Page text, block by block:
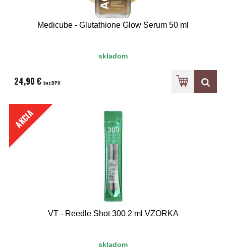
Medicube - Glutathione Glow Serum 50 ml
skladom
24,90 € bez DPH
AKCIA
VT - Reedle Shot 300 2 ml VZORKA
skladom